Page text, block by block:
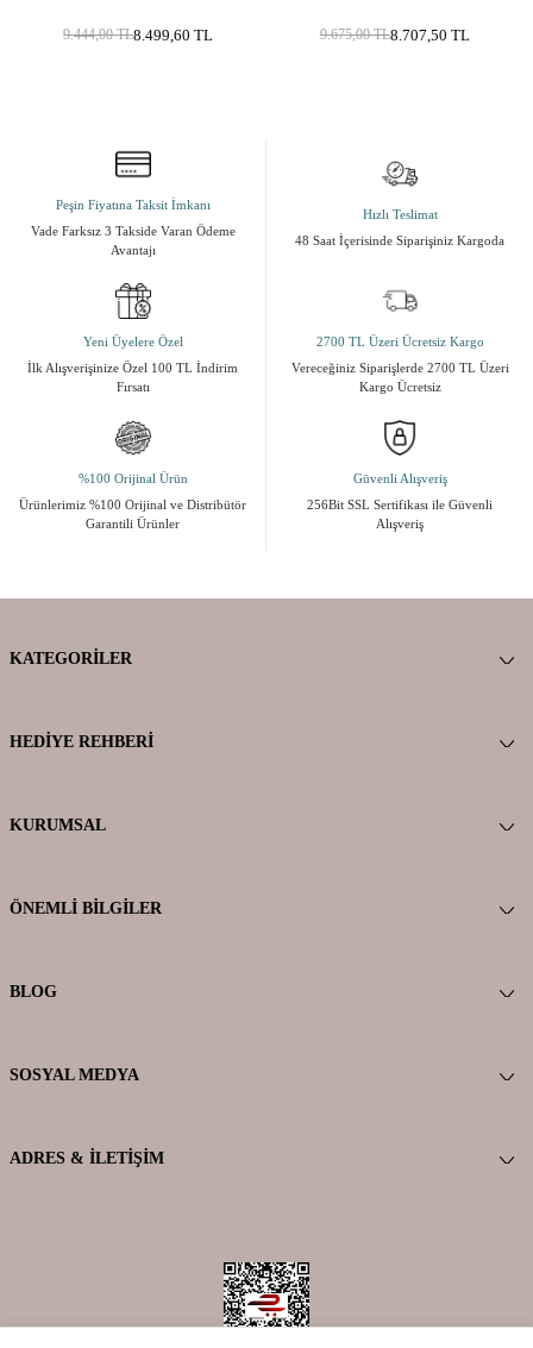
9.444,00TL8.499,60 TL 9.675,00TL8.707,50 TL
Peşin Fiyatına Taksit İmkanı
Vade Farksız 3 Takside Varan Ödeme
Avantajı
Hızlı Teslimat
48 Saat İçerisinde Siparişiniz Kargoda
Yeni Üyelere Özel
İlk Alışverişinize Özel 100 TL İndirim
Fırsatı
2700 TL Üzeri Ücretsiz Kargo
Vereceğiniz Siparişlerde 2700 TL Üzeri
Kargo Ücretsiz
%100 Orijinal Ürün
Ürünlerimiz %100 Orijinal ve Distribütör
Garantili Ürünler
Güvenli Alışveriş
256Bit SSL Sertifikası ile Güvenli
Alışveriş
KATEGORILER
HEDIYE REHBERI
KURUMSAL
ÖNEMLI BILGILER
BLOG
SOSYAL MEDYA
ADRES & İLETIŞIM